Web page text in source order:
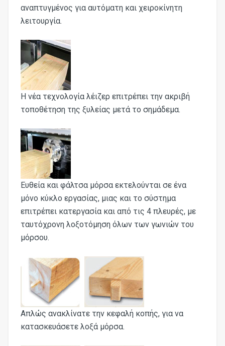
αναπτυγμένος για αυτόματη και χειροκίνητη
λειτουργία.
Η νέα τεχνολογία λέιζερ επιτρέπει την ακριβή
τοποθέτηση της ξυλείας μετά το σημάδεμα.
Ευθεία και φάλτσα μόρσα εκτελούνται σε ένα
μόνο κύκλο εργασίας, μιας και το σύστημα
επιτρέπει κατεργασία και από τις 4 πλευρές, με
ταυτόχρονη λοξοτόμηση όλων των γωνιών του
μόρσου.
Απλώς ανακλίνατε την κεφαλή κοπής, για να
κατασκευάσετε λοξά μόρσα.